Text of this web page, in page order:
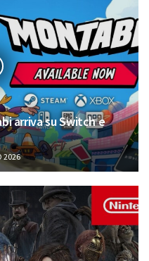
arriva su Switch e
2026